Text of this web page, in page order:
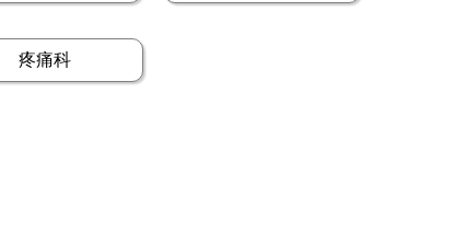
疼痛科